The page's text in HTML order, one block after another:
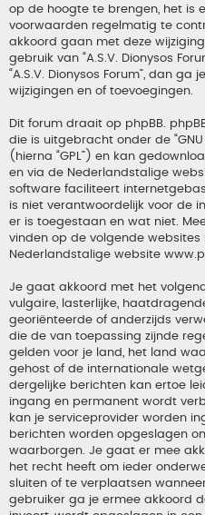
op de hoogte te brengen, het is
voorwaarden regelmatig te
akkoord gaan met deze
gebruik van “A.S.V. Dionysos
“A.S.V. Dionysos Forum”, dan
wijzigingen en of toevoegingen.
Dit forum draait op phpBB.
die is uitgebracht onder de “
(hierna “GPL”) en kan
en via de Nederlandstalige
software faciliteert
is niet verantwoordelijk voor de
er is toegestaan en wat niet.
vinden op de volgende websites
Nederlandstalige website
Je gaat akkoord met het
vulgaire, lasterlijke,
georiënteerde of anderzijds
die de van toepassing zijnde
gelden voor je land, het land waar
gehost of de internationale
dergelijke berichten kan ertoe
ingang en permanent wordt
kan je serviceprovider worden
berichten worden opgeslagen
waarborgen. Je gaat er mee
het recht heeft om ieder
sluiten of te verplaatsen
gebruiker ga je ermee akkoord